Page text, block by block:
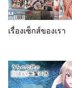
เรื่องเซ็กส์ของเรา